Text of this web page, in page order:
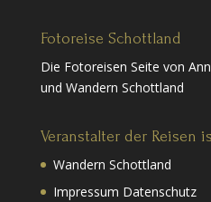
Fotoreise Schottland
Die Fotoreisen Seite von
und Wandern Schottland
Veranstalter der Reisen
Wandern Schottland
Impressum Datenschutz